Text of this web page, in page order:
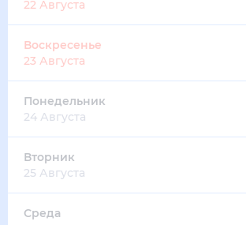
22 Августа
Воскресенье
23 Августа
Понедельник
24 Августа
Вторник
25 Августа
Среда